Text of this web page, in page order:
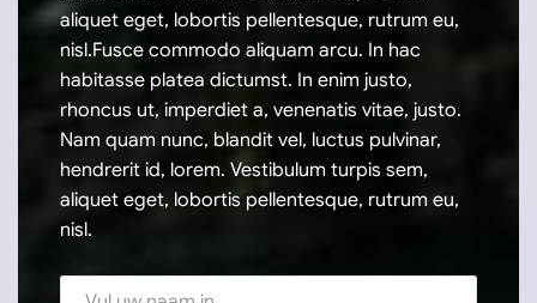
aliquet eget, lobortis pellentesque, rutrum eu,
nisl.Fusce commodo aliquam arcu. In hac
habitasse platea dictumst. In enim justo,
rhoncus ut, imperdiet a, venenatis vitae, justo.
Nam quam nunc, blandit vel, luctus pulvinar,
hendrerit id, lorem. Vestibulum turpis sem,
aliquet eget, lobortis pellentesque, rutrum eu,
nisl.
Naam